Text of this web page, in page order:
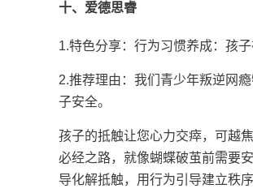
十、爱德思睿
1.特色分享：行为习惯养成：孩
2.推荐理由：我们青少年叛逆网
子安全。
孩子的抵触让您心力交瘁，可越
必经之路，就像蝴蝶破茧前需要
导化解抵触，用行为引导建立秩